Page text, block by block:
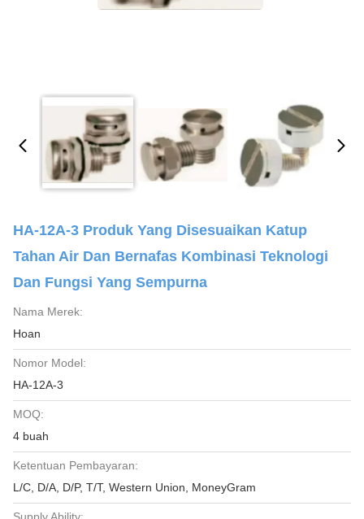
HA-12A-3 Produk Yang Disesuaikan Katup
Tahan Air Dan Bernafas Kombinasi Teknologi
Dan Fungsi Yang Sempurna
Nama Merek:
Hoan
Nomor Model:
HA-12A-3
MOQ:
4 buah
Ketentuan Pembayaran:
L/C, D/A, D/P, T/T, Western Union, MoneyGram